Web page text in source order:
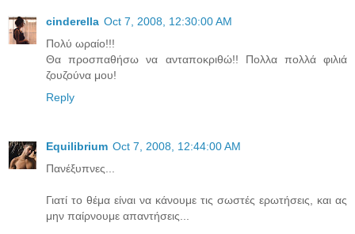
cinderella Oct 7, 2008, 12:30:00 AM
Πολύ ωραίο!!!
Θα προσπαθήσω να ανταποκριθώ!! Πολλα πολλά φιλιά
ζουζούνα μου!
Reply
Equilibrium Oct 7, 2008, 12:44:00 AM
Πανέξυπνες...
Γιατί το θέμα είναι να κάνουμε τις σωστές ερωτήσεις, και ας
μην παίρνουμε απαντήσεις...